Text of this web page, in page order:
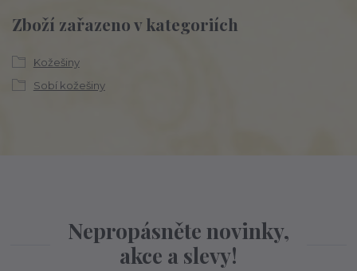
Zboží zařazeno v kategoriích
Kožešiny
Sobí kožešiny
Nepropásněte novinky,
akce a slevy!